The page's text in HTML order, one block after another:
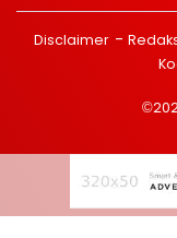
Disclaimer